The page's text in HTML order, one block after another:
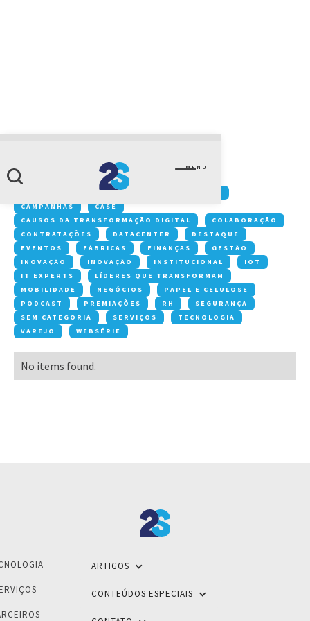
MENU
IoT
ACONTECE NA 2S
CAMPANHAS
CASE
CAUSOS DA TRANSFORMAÇÃO DIGITAL
COLABORAÇÃO
CONTRATAÇÕES
DATACENTER
DESTAQUE
EVENTOS
FÁBRICAS FINANÇAS
GESTÃO
INOVAÇÃO
INOVAÇÃO INSTITUCIONAL
IOT
IT EXPERTS
LÍDERES QUE TRANSFORMAM
MOBILIDADE
NEGÓCIOS
PAPEL E CELULOSE
PODCAST
PREMIAÇÕES RH
SEGURANÇA
SEM CATEGORIA
SERVIÇOS
TECNOLOGIA
VAREJO
WEBSÉRIE
No items found.
ARTIGOS
CONTEÚDOS ESPECIAIS